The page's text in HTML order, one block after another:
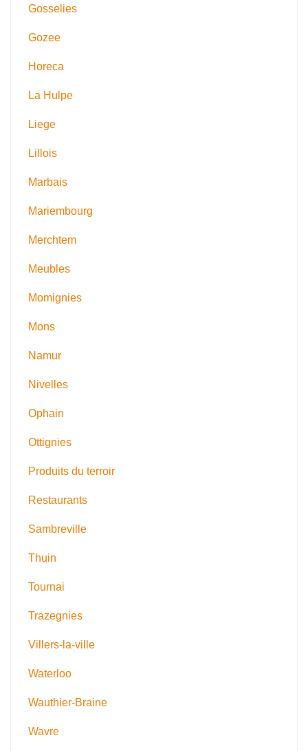
Gosselies
Gozee
Horeca
La Hulpe
Liege
Lillois
Marbais
Mariembourg
Merchtem
Meubles
Momignies
Mons
Namur
Nivelles
Ophain
Ottignies
Produits du terroir
Restaurants
Sambreville
Thuin
Tournai
Trazegnies
Villers-la-ville
Waterloo
Wauthier-Braine
Wavre